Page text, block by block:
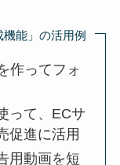
能」の活用例
作ってフォ
って、ECサ
促進に活用
用動画を短